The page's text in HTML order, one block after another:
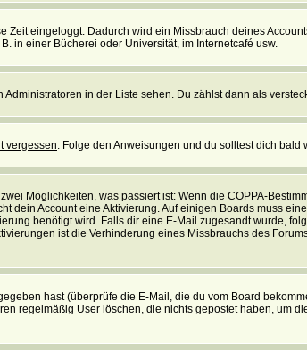
Zeit eingeloggt. Dadurch wird ein Missbrauch deines
in einer Bücherei oder Universität, im Internetcafé usw.
in der Liste sehen. Du zählst dann als
vergessen. Folge den Anweisungen und du solltest dich
Möglichkeiten, was passiert ist: Wenn die COPPA-
Account eine Aktivierung. Auf einigen Boards muss
benötigt wird. Falls dir eine E-Mail zugesandt wurde,
ist die Verhinderung eines Missbrauchs des
hast (überprüfe die E-Mail, die du vom Board
regelmäßig User löschen, die nichts gepostet haben, um